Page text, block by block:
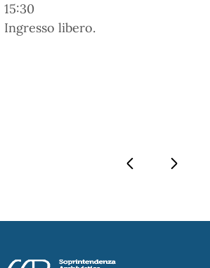
15:30
Ingresso libero.
Pagina precedente
Pagina successiva